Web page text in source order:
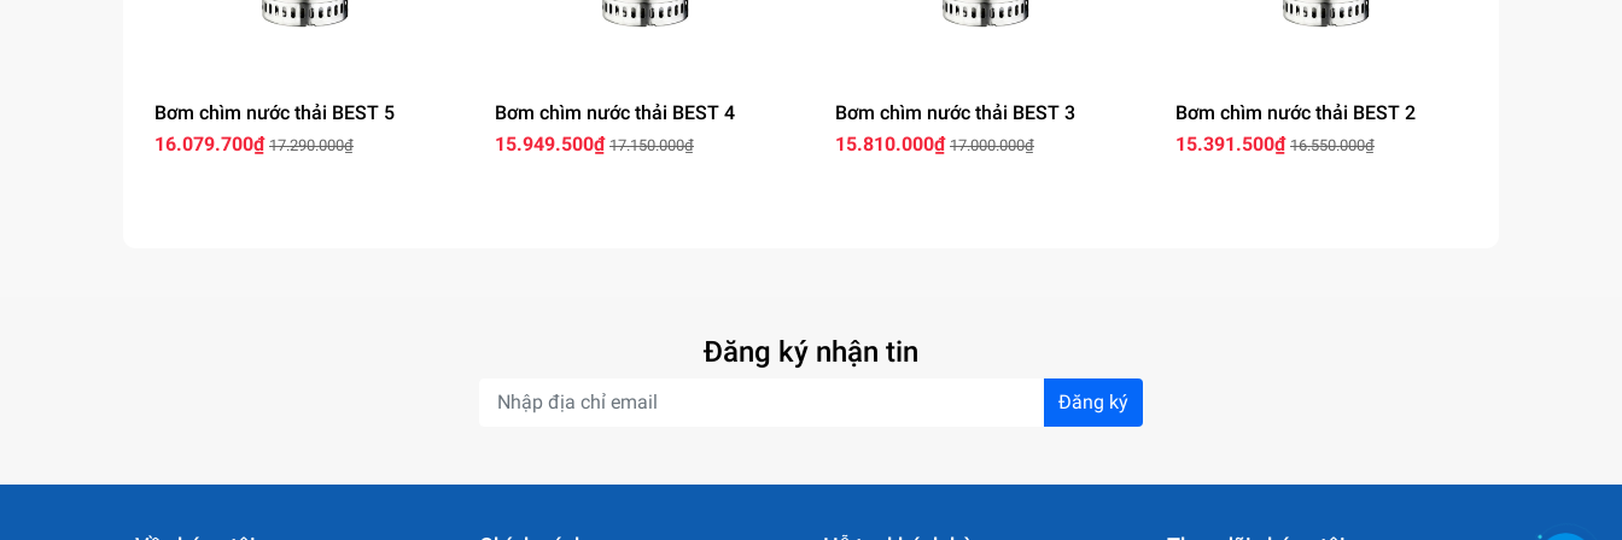
Bơm chìm nước thải BEST 5
16.079.700₫ 17.290.000₫
Bơm chìm nước thải BEST 4
15.949.500₫ 17.150.000₫
Bơm chìm nước thải BEST 3
15.810.000₫ 17.000.000₫
Bơm chìm nước thải BEST 2
15.391.500₫ 16.550.000₫
Đăng ký nhận tin
Đăng ký